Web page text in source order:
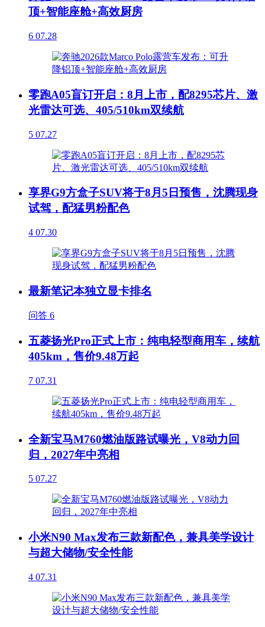
顶+智能座舱+高效厨房
6 07.28
零跑A05盲订开启：8月上市，配8295芯片、激
光雷达可选、405/510km双续航
5 07.27
享界G9方盒子SUV将于8月5日预售，沈腾现身
试驾，配猛男粉配色
4 07.30
最新笔记本独立显卡排名
问答 6
五菱扬光Pro正式上市：纯电轻型商用车，续航
405km，售价9.48万起
7 07.31
全新宝马M760燃油版路试曝光，V8动力回
归，2027年中亮相
5 07.27
小米N90 Max发布三款新配色，兼具美学设计
与超大储物/安全性能
4 07.31